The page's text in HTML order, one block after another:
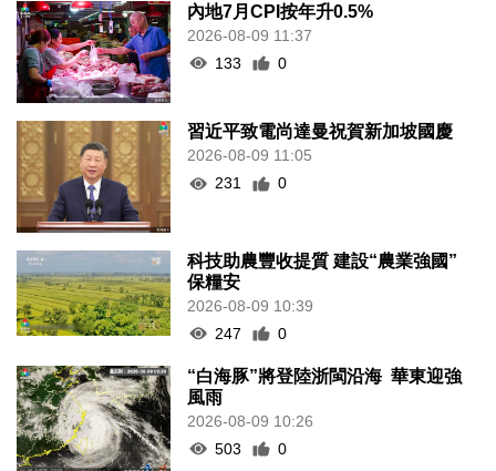
內地7月CPI按年升0.5%
2026-08-09 11:37
133
0
習近平致電尚達曼祝賀新加坡國慶
2026-08-09 11:05
231
0
科技助農豐收提質 建設“農業強國”
保糧安
2026-08-09 10:39
247
0
“白海豚”將登陸浙閩沿海 華東迎強
風雨
2026-08-09 10:26
503
0